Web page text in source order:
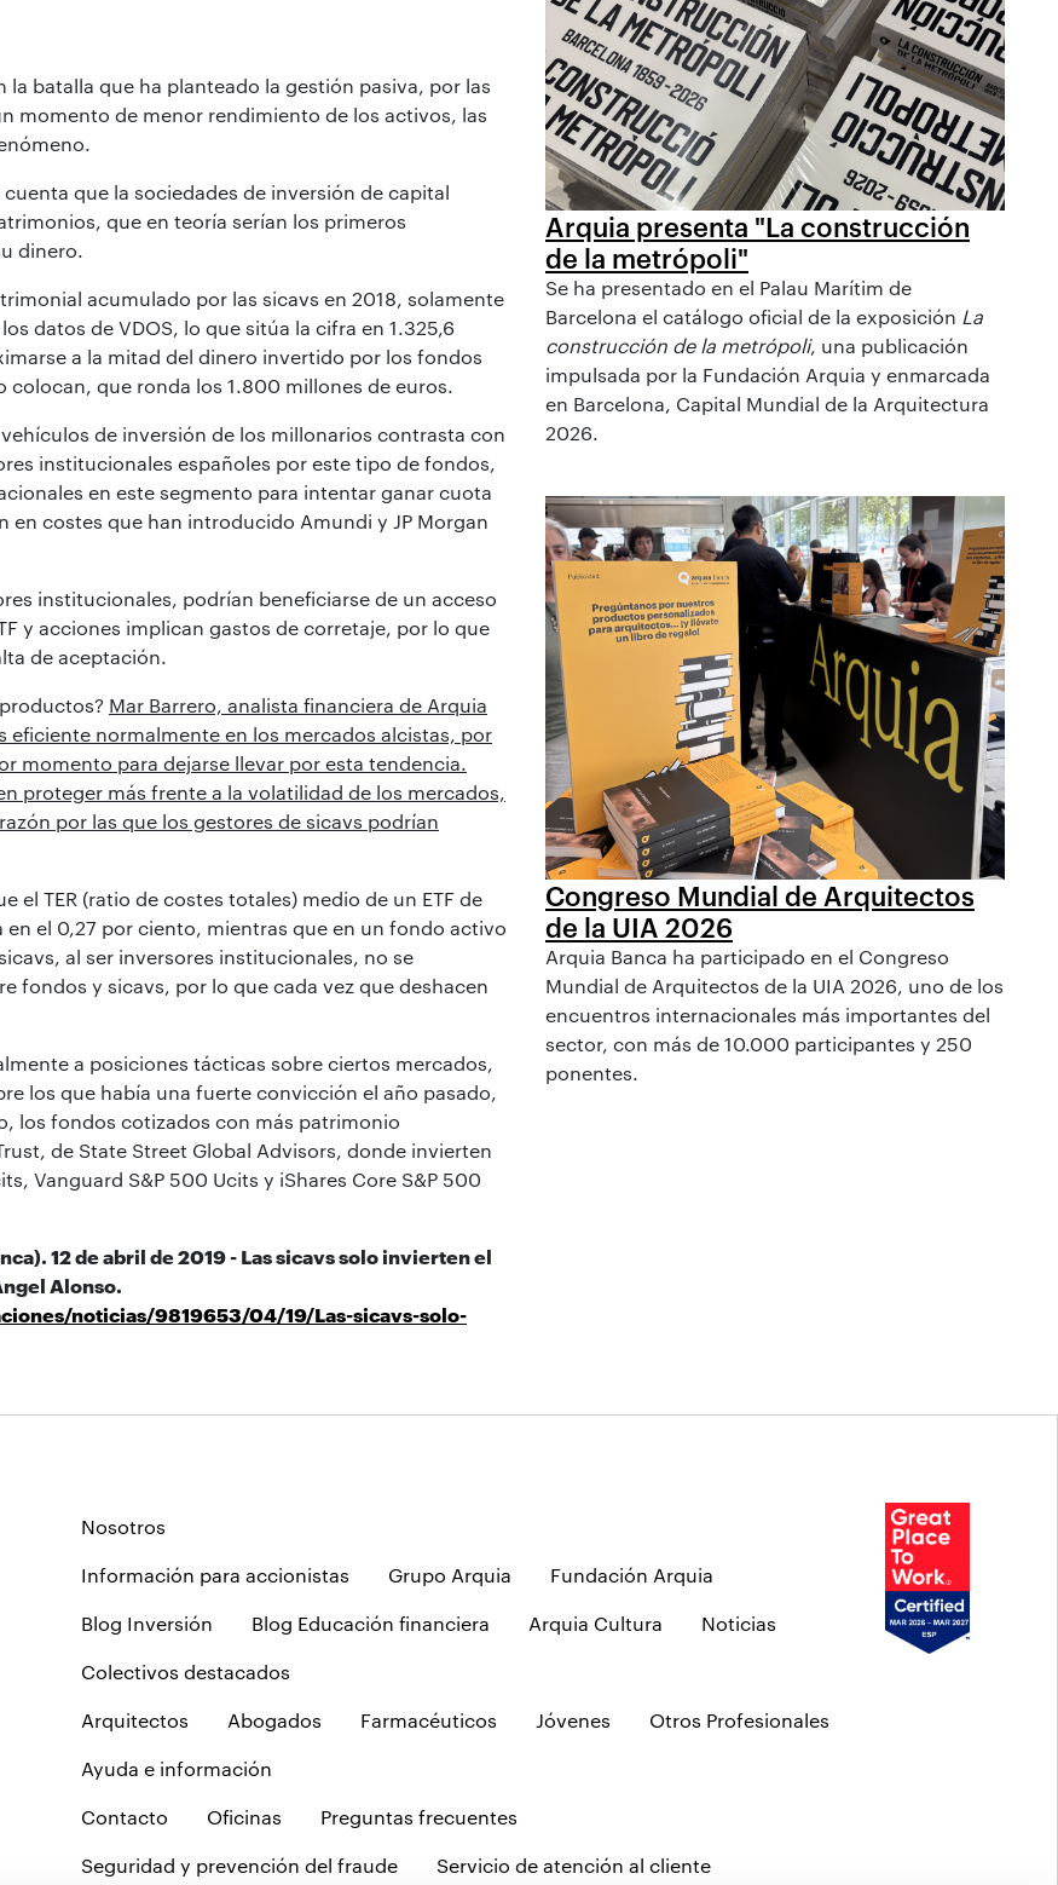
batalla que ha planteado la gestión pasiva, por las
momento de menor rendimiento de los activos, las
que la sociedades de inversión de capital
que en teoría serían los primeros
dinero.
acumulado por las sicavs en 2018, solamente
datos de VDOS, lo que sitúa la cifra en 1.325,6
a la mitad del dinero invertido por los fondos
colocan, que ronda los 1.800 millones de euros.
de inversión de los millonarios contrasta con
institucionales españoles por este tipo de fondos,
en este segmento para intentar ganar cuota
costes que han introducido Amundi y JP Morgan
institucionales, podrían beneficiarse de un acceso
y acciones implican gastos de corretaje, por lo que
de aceptación.
Mar Barrero, analista financiera de Arquia
eficiente normalmente en los mercados alcistas, por
momento para dejarse llevar por esta tendencia.
proteger más frente a la volatilidad de los mercados,
por las que los gestores de sicavs podrían
el TER (ratio de costes totales) medio de un ETF de
en el 0,27 por ciento, mientras que en un fondo activo
al ser inversores institucionales, no se
fondos y sicavs, por lo que cada vez que deshacen
a posiciones tácticas sobre ciertos mercados,
los que había una fuerte convicción el año pasado,
los fondos cotizados con más patrimonio
de State Street Global Advisors, donde invierten
Vanguard S&P 500 Ucits y iShares Core S&P 500
12 de abril de 2019 - Las sicavs solo invierten el
Alonso.
noticias/9819653/04/19/Las-sicavs-solo-
Arquia presenta "La construcción
de la metrópoli"
Se ha presentado en el Palau Marítim de
Barcelona el catálogo oficial de la exposición La
construcción de la metrópoli, una publicación
impulsada por la Fundación Arquia y enmarcada
en Barcelona, Capital Mundial de la Arquitectura
2026.
Congreso Mundial de Arquitectos
de la UIA 2026
Arquia Banca ha participado en el Congreso
Mundial de Arquitectos de la UIA 2026, uno de los
encuentros internacionales más importantes del
sector, con más de 10.000 participantes y 250
ponentes.
Nosotros
Información para accionistas Grupo Arquia Fundación Arquia
Blog Inversión Blog Educación financiera Arquia Cultura Noticias
Colectivos destacados
Arquitectos Abogados Farmacéuticos Jóvenes Otros Profesionales
Ayuda e información
Contacto Oficinas Preguntas frecuentes
Seguridad y prevención del fraude Servicio de atención al cliente